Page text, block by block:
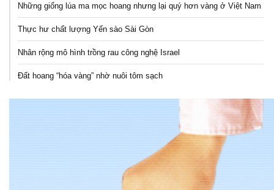
Những giống lúa ma mọc hoang nhưng lại quý hơn vàng ở Việt Nam
Thực hư chất lượng Yến sào Sài Gòn
Nhân rộng mô hình trồng rau công nghệ Israel
Đất hoang “hóa vàng” nhờ nuôi tôm sạch